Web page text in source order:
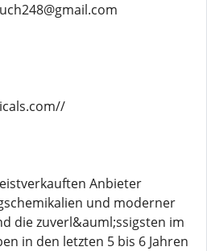
Anbieter
und moderner
die zuverl&auml;ssigsten im
in den letzten 5 bis 6 Jahren